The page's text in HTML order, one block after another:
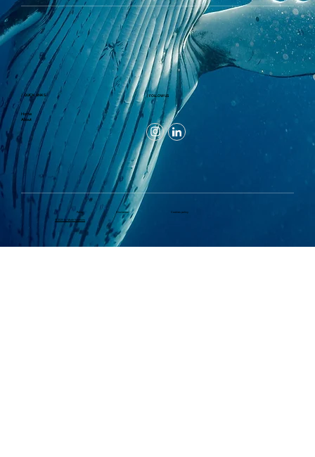
/ QUICK LINKS
Home
About
/ FOLLOW US
© 2025 by Mudir Solutions
Policy Disclaimer Cookies policy